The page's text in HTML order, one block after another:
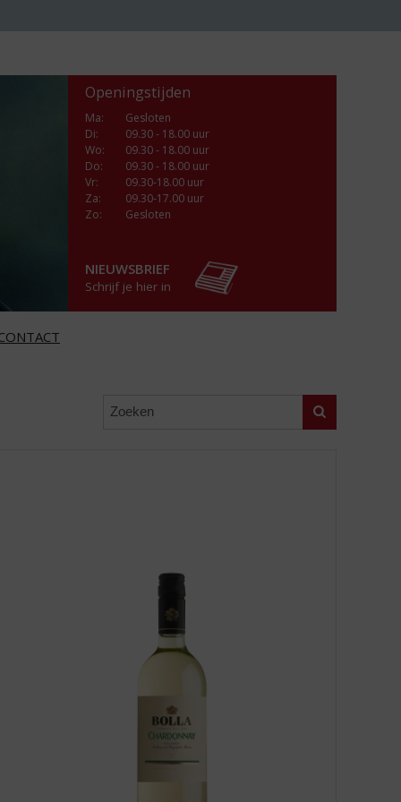
Openingstijden
Ma:
Gesloten
Di:
09.30 - 18.00 uur
Wo:
09.30 - 18.00 uur
Do:
09.30 - 18.00 uur
Vr:
09.30-18.00 uur
Za:
09.30-17.00 uur
Zo:
Gesloten
NIEUWSBRIEF
Schrijf je hier in
Zoeken